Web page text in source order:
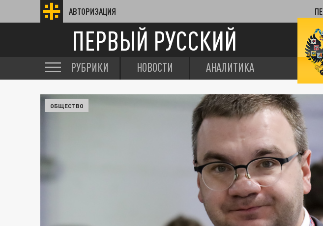
АВТОРИЗАЦИЯ
ПЕРВЫЙ РУССКИЙ
РУБРИКИ НОВОСТИ АНАЛИТИКА
ОБЩЕСТВО